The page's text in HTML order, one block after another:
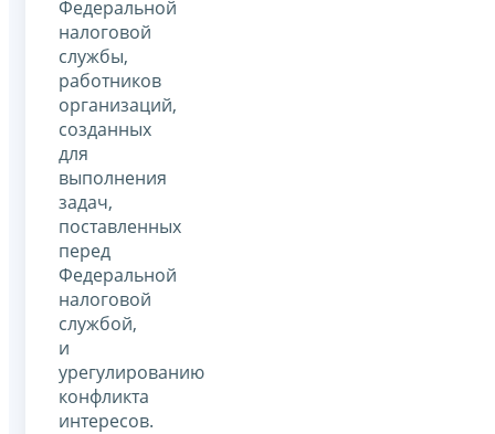
Федеральной
налоговой
службы,
работников
организаций,
созданных
для
выполнения
задач,
поставленных
перед
Федеральной
налоговой
службой,
и
урегулированию
конфликта
интересов.